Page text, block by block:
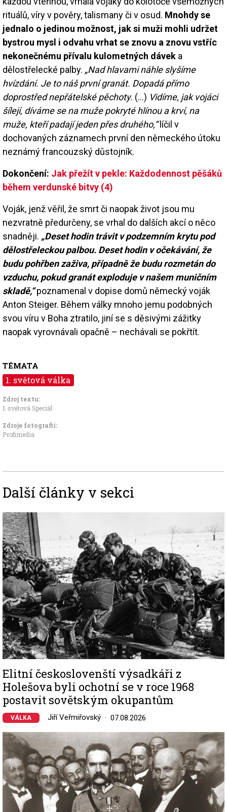
rituálů, víry v pověry, talismany či v osud. Mnohdy se
jednalo o jedinou možnost, jak si muži mohli udržet
bystrou mysl i odvahu vrhat se znovu a znovu vstříc
nekonečnému přívalu kulometných dávek a
dělostřelecké palby. „Nad hlavami náhle slyšíme
hvízdání. Je to náš první granát. Dopadá přímo
doprostřed nepřátelské pěchoty. (…) Vidíme, jak vojáci
šílejí, díváme se na muže pokryté hlínou a krví, na
muže, kteří padají jeden přes druhého,“líčil v
dochovaných záznamech první den německého útoku
neznámý francouzský důstojník.
Dokončení: Jak přežít v pekle: Každodennost pěšáků
během verdunské bitvy (4)
Voják, jenž věřil, že smrt či naopak život jsou mu
nezvratně předurčeny, se vrhal do dalších akcí o něco
snadněji. „Deset hodin trávit v podzemním krytu pod
dělostřeleckou palbou. Deset hodin v očekávání, že
budu pohřben zaživa, případně že budu rozmetán do
vzduchu, pokud granát exploduje v našem muničním
skladě,“poznamenal v dopise domů německý voják
Anton Steiger. Během války mnoho jemu podobných
svou víru v Boha ztratilo, jiní se s děsivými zážitky
naopak vyrovnávali opačně – nechávali se pokřtít.
TÉMATA
1. světová válka
Zdroj textu:
I. světová Speciál
Zdroje fotografii:
Profimedia
Další články v sekci
Image
Elitní českoslovenští výsadkáři z
Holešova byli ochotní se v roce 1968
postavit sovětským okupantům
VÁLKA Jiří Veřmiřovský 07.08.2026
Image